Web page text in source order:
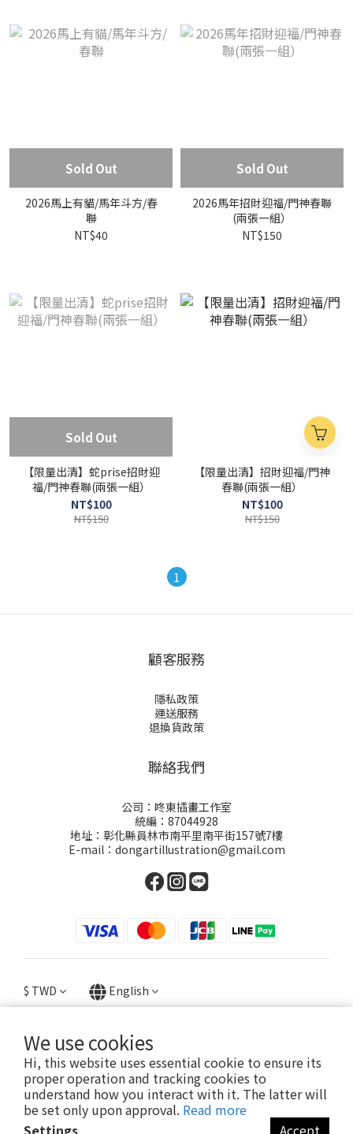
We use cookies
Hi, this website uses essential cookie to ensure its
proper operation and tracking cookies to
understand how you interact with it. The latter will
be set only upon approval. Read more
Settings
Accept
Sold Out
2026馬上有貓/馬年斗方/春
聯
NT$40
Sold Out
2026馬年招財迎福/門神春聯
(兩張一組）
NT$150
Sold Out
【限量出清】蛇prise招財迎
福/門神春聯(兩張一組）
NT$100
NT$150
【限量出清】招財迎福/門神
春聯(兩張一組）
NT$100
NT$150
1
顧客服務
隱私政策
運送服務
退換貨政策
聯絡我們
公司：咚東插畫工作室
統編：87044928
地址：彰化縣員林市南平里南平街157號7樓
E-mail：dongartillustration@gmail.com
$ TWD English
提醒您，我們不會以電話或簡訊方式通知變更付款方式。
Powered by Dong Dong